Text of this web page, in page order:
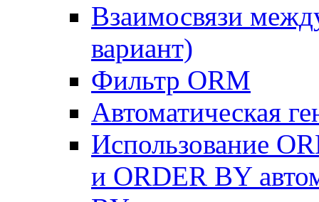
Взаимосвязи
вариант)
Фильтр ORM
Автоматическая
Использование
и ORDER BY